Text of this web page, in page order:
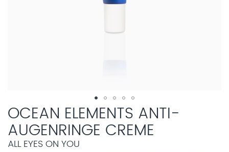
OCEAN ELEMENTS ANTI-
AUGENRINGE CREME
ALL EYES ON YOU